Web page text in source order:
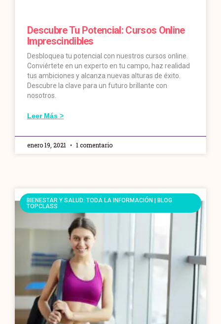
Descubre Tu Potencial: Cursos Online
Imprescindibles
Desbloquea tu potencial con nuestros cursos online.
Conviértete en un experto en tu campo, haz realidad
tus ambiciones y alcanza nuevas alturas de éxito.
Descubre la clave para un futuro brillante con
nosotros.
Leer Más >
enero 19, 2021 1 comentario
BIENESTAR Y SALUD: TODA LA INFORMACIÓN | BLOG
TOPCLASS